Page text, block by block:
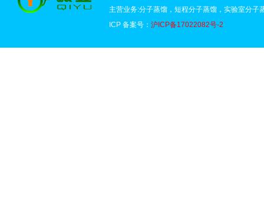
主营业务:分子蒸馏，短程分子蒸馏，实验室分子
ICP 备案号： 沪ICP备17022082号-2